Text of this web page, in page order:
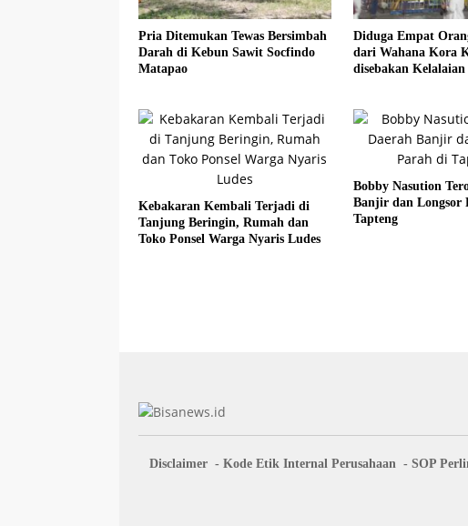
Pria Ditemukan Tewas Bersimbah
Darah di Kebun Sawit Socfindo
Matapao
Diduga Empat
dari Wahana Kora
disebakan Kelalaian
Kebakaran Kembali Terjadi di
Tanjung Beringin, Rumah dan
Toko Ponsel Warga Nyaris Ludes
Bobby Nasution
Banjir dan Longsor
Tapteng
Disclaimer Kode Etik Internal Perusahaan SOP